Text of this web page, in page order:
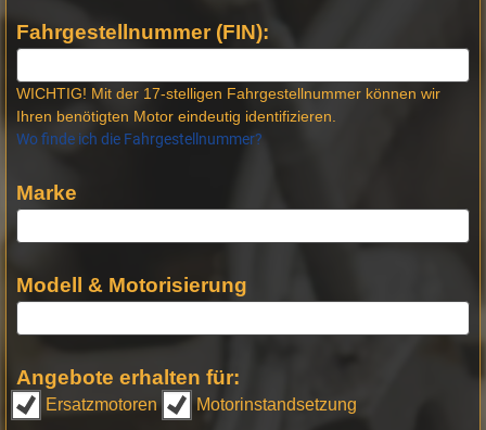
Fahrgestellnummer (FIN):
WICHTIG! Mit der 17-stelligen Fahrgestellnummer können wir
Ihren benötigten Motor eindeutig identifizieren.
Wo finde ich die Fahrgestellnummer?
Marke
Modell & Motorisierung
Angebote erhalten für:
Ersatzmotoren Motorinstandsetzung